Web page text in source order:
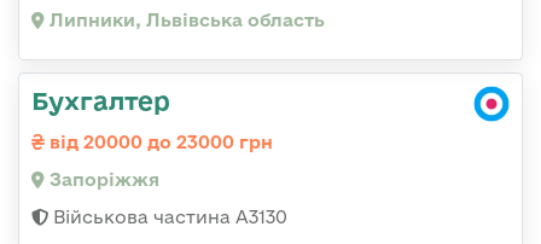
Липники, Львівська область
Бухгалтер
від 20000 до 23000 грн
Запоріжжя
Військова частина А3130